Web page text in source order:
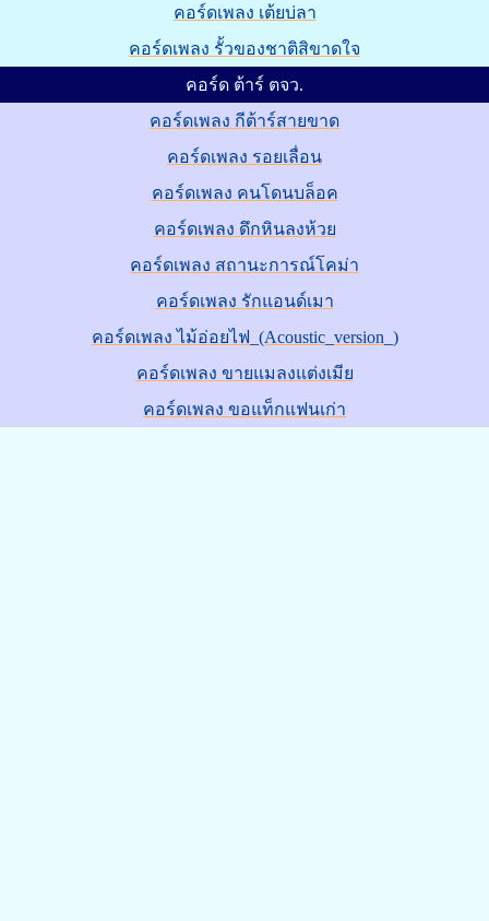
คอร์ดเพลง เต้ยบ่ลา
คอร์ดเพลง รั้วของชาติสิขาดใจ
คอร์ด ต้าร์ ตจว.
คอร์ดเพลง กีต้าร์สายขาด
คอร์ดเพลง รอยเลื่อน
คอร์ดเพลง คนโดนบล็อค
คอร์ดเพลง ดึกหินลงห้วย
คอร์ดเพลง สถานะการณ์โคม่า
คอร์ดเพลง รักแอนด์เมา
คอร์ดเพลง ไม้อ่อยไฟ_(Acoustic_version_)
คอร์ดเพลง ขายแมลงแต่งเมีย
คอร์ดเพลง ขอแท็กแฟนเก่า